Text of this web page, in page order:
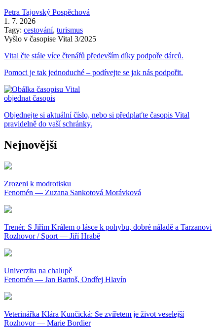
Petra Tajovský Pospěchová
1. 7. 2026
Tagy: cestování, turismus
Vyšlo v časopise Vital 3/2025
Vital čte stále více čtenářů především díky podpoře dárců.
Pomoci je tak jednoduché – podívejte se jak nás podpořit.
objednat časopis
Objednejte si aktuální číslo, nebo si předplaťte časopis Vital
pravidelně do vaší schránky.
Nejnovější
Zrozeni k modrotisku
Fenomén — Zuzana Sankotová Morávková
Trenér. S Jiřím Králem o lásce k pohybu, dobré náladě a Tarzanovi
Rozhovor / Sport — Jiří Hrabě
Univerzita na chalupě
Fenomén — Jan Bartoš, Ondřej Hlavín
Veterinářka Klára Kunčická: Se zvířetem je život veselejší
Rozhovor — Marie Bordier